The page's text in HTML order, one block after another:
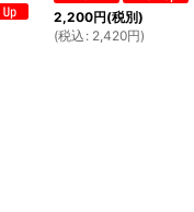
2,200円(税別)
(税込 : 2,420円)